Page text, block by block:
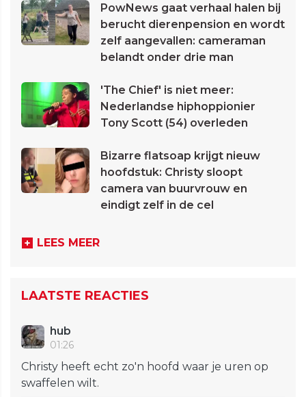
PowNews gaat verhaal halen bij
berucht dierenpension en wordt
zelf aangevallen: cameraman
belandt onder drie man
'The Chief' is niet meer:
Nederlandse hiphoppionier
Tony Scott (54) overleden
Bizarre flatsoap krijgt nieuw
hoofdstuk: Christy sloopt
camera van buurvrouw en
eindigt zelf in de cel
LEES MEER
LAATSTE REACTIES
hub
01:26
Christy heeft echt zo'n hoofd waar je uren op
swaffelen wilt.